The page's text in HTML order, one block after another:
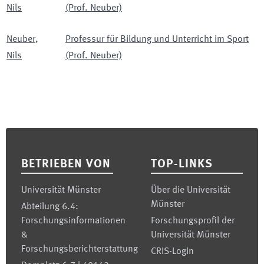
Nils (Prof. Neuber)
Neuber,
Nils
Professur für Bildung und Unterricht im Sport
(Prof. Neuber)
BETRIEBEN VON
Universität Münster
Abteilung 6.4:
Forschungsinformationen
&
Forschungsberichterstattung
TOP-LINKS
Über die Universität
Münster
Forschungsprofil der
Universität Münster
CRIS-Login